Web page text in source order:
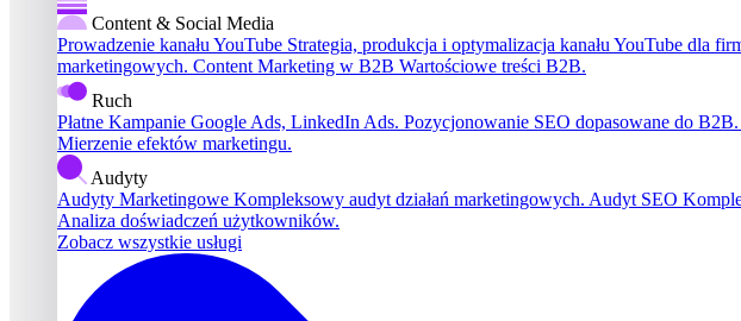
Content & Social Media
Prowadzenie kanału YouTube Strategia, produkcja i optymalizacja kanału YouTube dla
marketingowych. Content Marketing w B2B Wartościowe treści B2B.
Ruch
Płatne Kampanie Google Ads, LinkedIn Ads. Pozycjonowanie SEO dopasowane do B2B.
Mierzenie efektów marketingu.
Audyty
Audyty Marketingowe Kompleksowy audyt działań marketingowych. Audyt SEO
Analiza doświadczeń użytkowników.
Zobacz wszystkie usługi